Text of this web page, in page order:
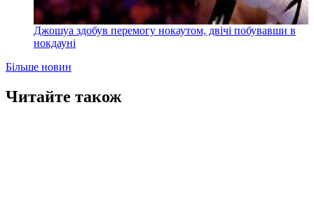
Джошуа здобув перемогу нокаутом, двічі побувавши в
нокдауні
Більше новин
Читайте також